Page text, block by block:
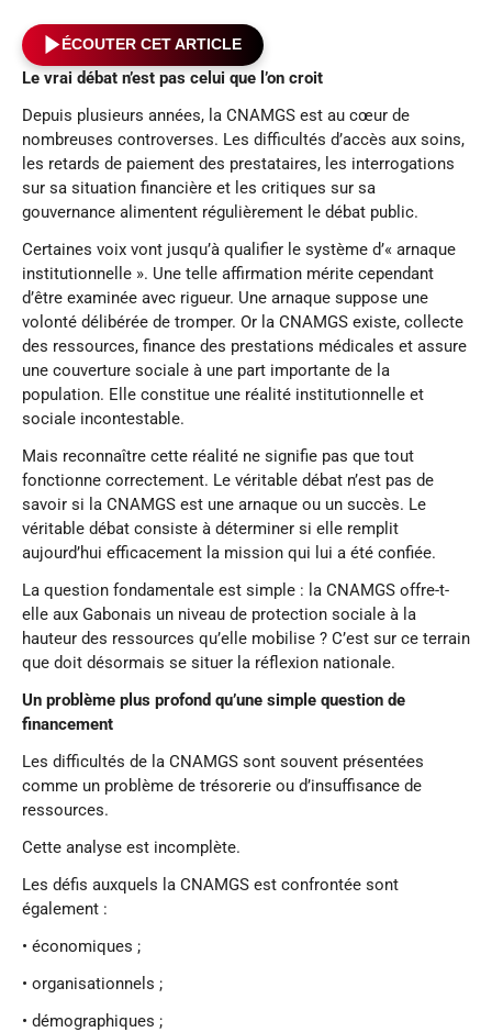
ÉCOUTER CET ARTICLE
Le vrai débat n’est pas celui que l’on croit
Depuis plusieurs années, la CNAMGS est au cœur de
nombreuses controverses. Les difficultés d’accès aux soins,
les retards de paiement des prestataires, les interrogations
sur sa situation financière et les critiques sur sa
gouvernance alimentent régulièrement le débat public.
Certaines voix vont jusqu’à qualifier le système d’« arnaque
institutionnelle ». Une telle affirmation mérite cependant
d’être examinée avec rigueur. Une arnaque suppose une
volonté délibérée de tromper. Or la CNAMGS existe, collecte
des ressources, finance des prestations médicales et assure
une couverture sociale à une part importante de la
population. Elle constitue une réalité institutionnelle et
sociale incontestable.
Mais reconnaître cette réalité ne signifie pas que tout
fonctionne correctement. Le véritable débat n’est pas de
savoir si la CNAMGS est une arnaque ou un succès. Le
véritable débat consiste à déterminer si elle remplit
aujourd’hui efficacement la mission qui lui a été confiée.
La question fondamentale est simple : la CNAMGS offre-t-
elle aux Gabonais un niveau de protection sociale à la
hauteur des ressources qu’elle mobilise ? C’est sur ce terrain
que doit désormais se situer la réflexion nationale.
Un problème plus profond qu’une simple question de
financement
Les difficultés de la CNAMGS sont souvent présentées
comme un problème de trésorerie ou d’insuffisance de
ressources.
Cette analyse est incomplète.
Les défis auxquels la CNAMGS est confrontée sont
également :
• économiques ;
• organisationnels ;
• démographiques ;